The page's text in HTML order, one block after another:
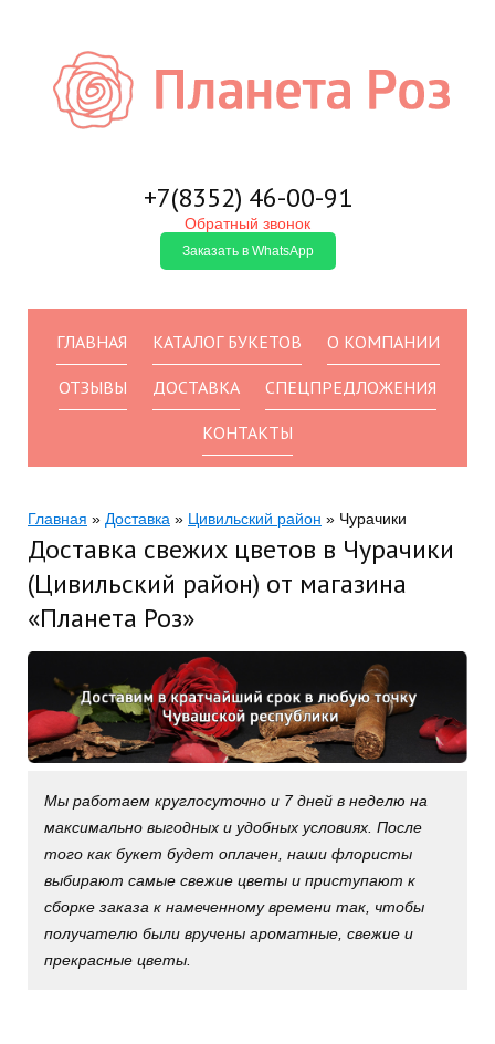
+7(8352) 46-00-91
Обратный звонок
Заказать в WhatsApp
ГЛАВНАЯ КАТАЛОГ БУКЕТОВ О КОМПАНИИ
ОТЗЫВЫ ДОСТАВКА СПЕЦПРЕДЛОЖЕНИЯ
КОНТАКТЫ
Главная » Доставка » Цивильский район » Чурачики
Доставка свежих цветов в Чурачики
(Цивильский район) от магазина
«Планета Роз»
Мы работаем круглосуточно и 7 дней в неделю на
максимально выгодных и удобных условиях. После
того как букет будет оплачен, наши флористы
выбирают самые свежие цветы и приступают к
сборке заказа к намеченному времени так, чтобы
получателю были вручены ароматные, свежие и
прекрасные цветы.